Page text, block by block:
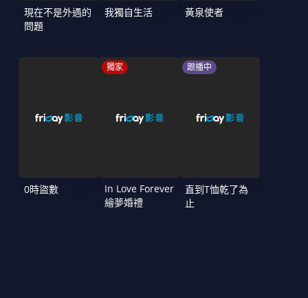
現在不是外遇的
問題
我獨自生活 黃泉使者
0時盜數
獨家
In Love Forever
繪夢婚禮
跟播中
直到T恤乾了為
止